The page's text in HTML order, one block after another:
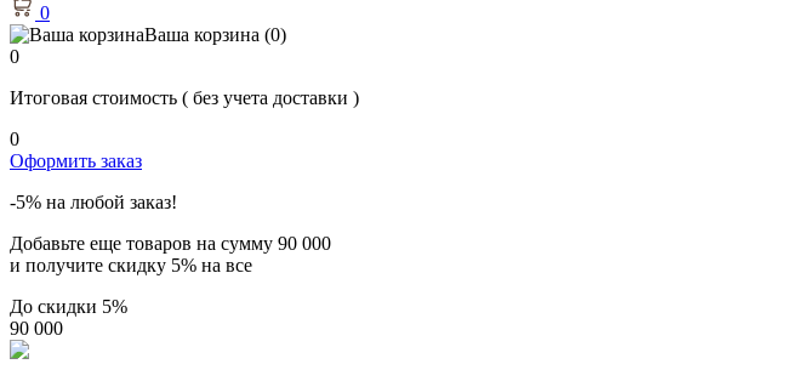
0
Ваша корзина (0)
0
Итоговая стоимость ( без учета доставки )
0
Оформить заказ
-5% на любой заказ!
Добавьте еще товаров на сумму 90 000
и получите скидку 5% на все
До скидки 5%
90 000